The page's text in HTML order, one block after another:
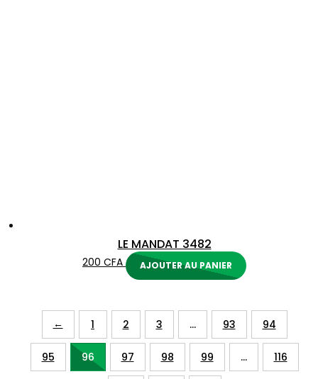
LE MANDAT 3482
200 CFA AJOUTER AU PANIER
← 1 2 3 … 93 94
95 96 97 98 99 … 116